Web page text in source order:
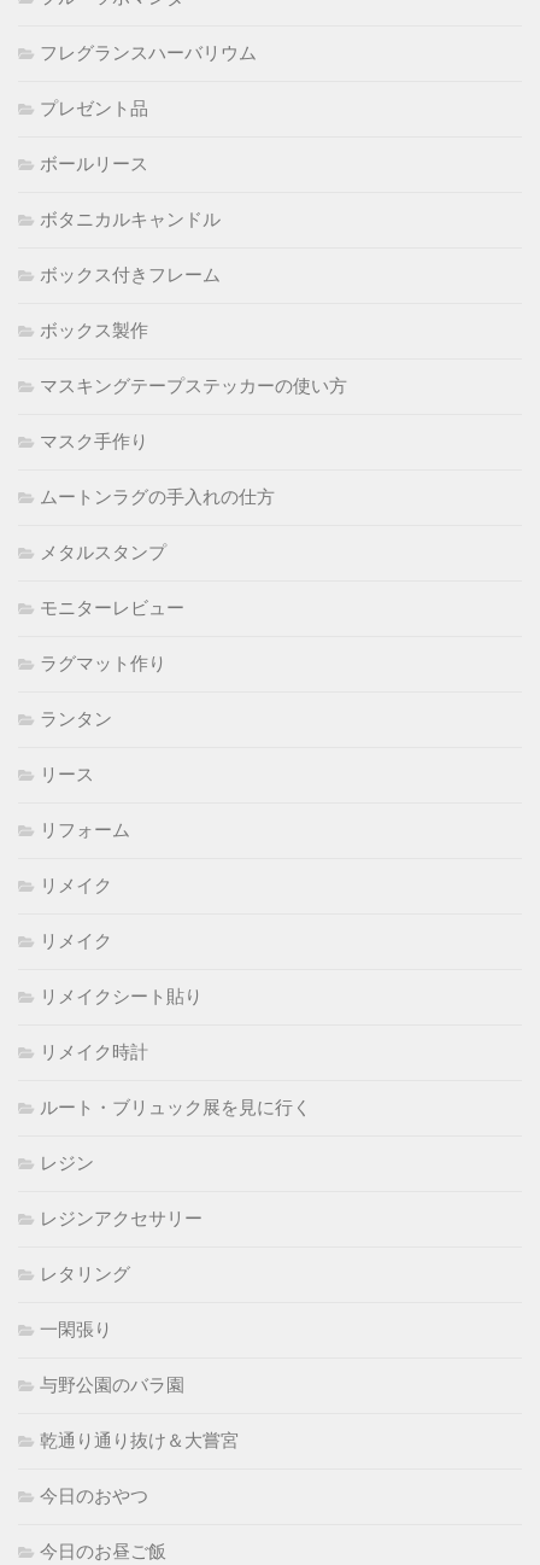
フレグランスハーバリウム
プレゼント品
ボールリース
ボタニカルキャンドル
ボックス付きフレーム
ボックス製作
マスキングテープステッカーの使い方
マスク手作り
ムートンラグの手入れの仕方
メタルスタンプ
モニターレビュー
ラグマット作り
ランタン
リース
リフォーム
リメイク
リメイク
リメイクシート貼り
リメイク時計
ルート・ブリュック展を見に行く
レジン
レジンアクセサリー
レタリング
一閑張り
与野公園のバラ園
乾通り通り抜け＆大嘗宮
今日のおやつ
今日のお昼ご飯